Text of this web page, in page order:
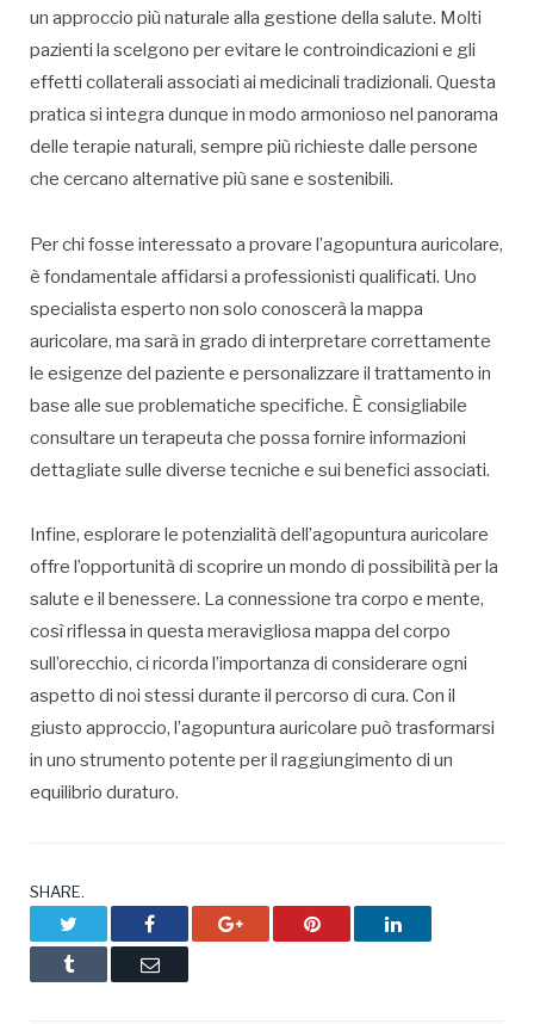
un approccio più naturale alla gestione della salute. Molti
pazienti la scelgono per evitare le controindicazioni e gli
effetti collaterali associati ai medicinali tradizionali. Questa
pratica si integra dunque in modo armonioso nel panorama
delle terapie naturali, sempre più richieste dalle persone
che cercano alternative più sane e sostenibili.
Per chi fosse interessato a provare l’agopuntura auricolare,
è fondamentale affidarsi a professionisti qualificati. Uno
specialista esperto non solo conoscerà la mappa
auricolare, ma sarà in grado di interpretare correttamente
le esigenze del paziente e personalizzare il trattamento in
base alle sue problematiche specifiche. È consigliabile
consultare un terapeuta che possa fornire informazioni
dettagliate sulle diverse tecniche e sui benefici associati.
Infine, esplorare le potenzialità dell’agopuntura auricolare
offre l’opportunità di scoprire un mondo di possibilità per la
salute e il benessere. La connessione tra corpo e mente,
così riflessa in questa meravigliosa mappa del corpo
sull’orecchio, ci ricorda l’importanza di considerare ogni
aspetto di noi stessi durante il percorso di cura. Con il
giusto approccio, l’agopuntura auricolare può trasformarsi
in uno strumento potente per il raggiungimento di un
equilibrio duraturo.
SHARE.
Facebook Google+ Pinterest LinkedIn
Tumblr Email